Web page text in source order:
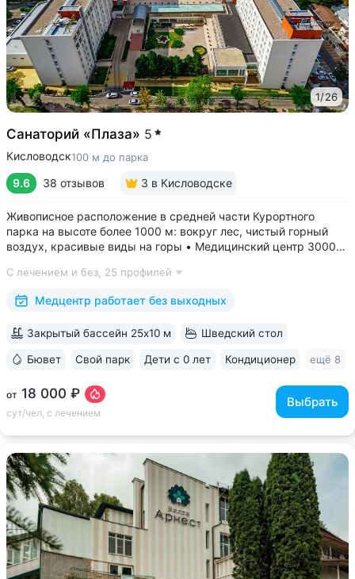
1/26
Санаторий «Плаза» 5
Кисловодск100 м до парка
9.6 38 отзывов 3 в Кисловодске
Живописное расположение в средней части Курортного
парка на высоте более 1000 м: вокруг лес, чистый горный
воздух, красивые виды на горы • Медицинский центр 3000
квалификации • Более 1000 видов диагностики и ДНК-
исследований. Есть диагностика...
С лечением и без, 25 профилей
Медцентр работает без выходных
от 18 000 ₽
сут/чел, с лечением
Выбрать
Закрытый бассейн 25x10 м Шведский стол
Бювет Свой парк Дети с 0 лет Кондиционер ещё 8